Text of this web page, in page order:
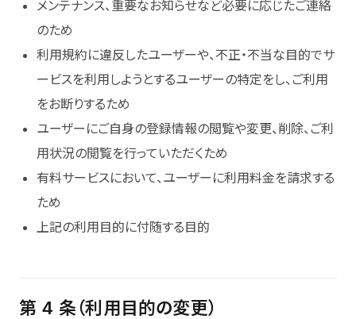
メンテナンス、重要なお知らせなど必要に応じたご連絡
のため
利用規約に違反したユーザーや、不正・不当な目的でサ
ービスを利用しようとするユーザーの特定をし、ご利用
をお断りするため
ユーザーにご自身の登録情報の閲覧や変更、削除、ご利
用状況の閲覧を行っていただくため
有料サービスにおいて、ユーザーに利用料金を請求する
ため
上記の利用目的に付随する目的
第 4 条（利用目的の変更）